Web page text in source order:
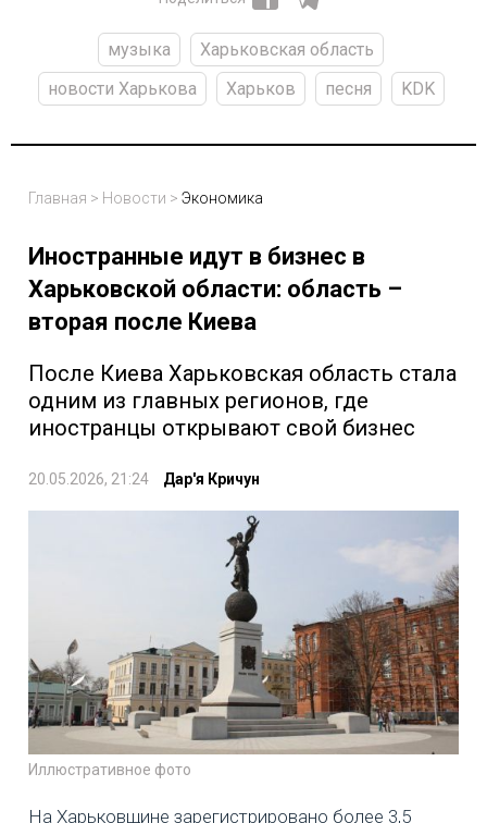
музыка
Харьковская область
новости Харькова
Харьков песня KDK
Главная > Новости > Экономика
Иностранные идут в бизнес в
Харьковской области: область –
вторая после Киева
После Киева Харьковская область стала
одним из главных регионов, где
иностранцы открывают свой бизнес
20.05.2026, 21:24 Дар'я Кричун
Иллюстративное фото
На Харьковщине зарегистрировано более 3,5